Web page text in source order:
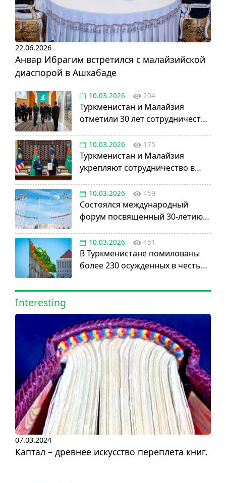
22.06.2026
Анвар Ибрагим встретился с малайзийской
диаспорой в Ашхабаде
10.03.2026 204
Туркменистан и Малайзия
отметили 30 лет сотрудничества
10.03.2026 175
Туркменистан и Малайзия
укрепляют сотрудничество в
10.03.2026 459
Состоялся международный
форум посвященный 30-летию
нейтралитета
10.03.2026 451
В Туркменистане помилованы
более 230 осужденных в честь
Interesting
07.03.2024
Каптал – древнее искусство переплета книг.